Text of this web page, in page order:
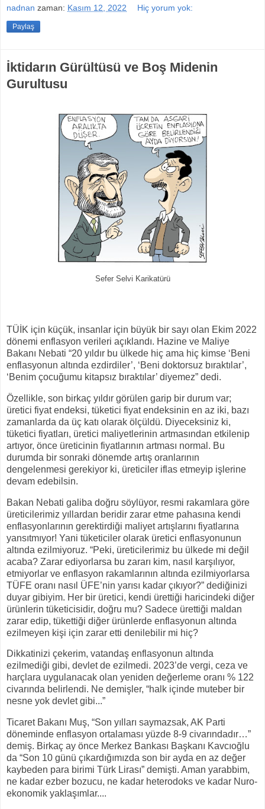
nadnan zaman: Kasım 12, 2022 Hiç yorum yok:
Paylaş
İktidarın Gürültüsü ve Boş Midenin
Gurultusu
Sefer Selvi Karikatürü
TÜİK için küçük, insanlar için büyük bir sayı olan Ekim 2022
dönemi enflasyon verileri açıklandı. Hazine ve Maliye
Bakanı Nebati “20 yıldır bu ülkede hiç ama hiç kimse ‘Beni
enflasyonun altında ezdirdiler’, ‘Beni doktorsuz bıraktılar’,
‘Benim çocuğumu kitapsız bıraktılar’ diyemez” dedi.
Özellikle, son birkaç yıldır görülen garip bir durum var;
üretici fiyat endeksi, tüketici fiyat endeksinin en az iki, bazı
zamanlarda da üç katı olarak ölçüldü. Diyeceksiniz ki,
tüketici fiyatları, üretici maliyetlerinin artmasından etkilenip
artıyor, önce üreticinin fiyatlarının artması normal. Bu
durumda bir sonraki dönemde artış oranlarının
dengelenmesi gerekiyor ki, üreticiler iflas etmeyip işlerine
devam edebilsin.
Bakan Nebati galiba doğru söylüyor, resmi rakamlara göre
üreticilerimiz yıllardan beridir zarar etme pahasına kendi
enflasyonlarının gerektirdiği maliyet artışlarını fiyatlarına
yansıtmıyor! Yani tüketiciler olarak üretici enflasyonunun
altında ezilmiyoruz. “Peki, üreticilerimiz bu ülkede mi değil
acaba? Zarar ediyorlarsa bu zararı kim, nasıl karşılıyor,
etmiyorlar ve enflasyon rakamlarının altında ezilmiyorlarsa
TÜFE oranı nasıl ÜFE’nin yarısı kadar çıkıyor?” dediğinizi
duyar gibiyim. Her bir üretici, kendi ürettiği haricindeki diğer
ürünlerin tüketicisidir, doğru mu? Sadece ürettiği maldan
zarar edip, tükettiği diğer ürünlerde enflasyonun altında
ezilmeyen kişi için zarar etti denilebilir mi hiç?
Dikkatinizi çekerim, vatandaş enflasyonun altında
ezilmediği gibi, devlet de ezilmedi. 2023’de vergi, ceza ve
harçlara uygulanacak olan yeniden değerleme oranı % 122
civarında belirlendi. Ne demişler, “halk içinde muteber bir
nesne yok devlet gibi...”
Ticaret Bakanı Muş, “Son yılları saymazsak, AK Parti
döneminde enflasyon ortalaması yüzde 8-9 civarındadır…”
demiş. Birkaç ay önce Merkez Bankası Başkanı Kavcıoğlu
da “Son 10 günü çıkardığımızda son bir ayda en az değer
kaybeden para birimi Türk Lirası” demişti. Aman yarabbim,
ne kadar ezber bozucu, ne kadar heterodoks ve kadar Nuro-
ekonomik yaklaşımlar....